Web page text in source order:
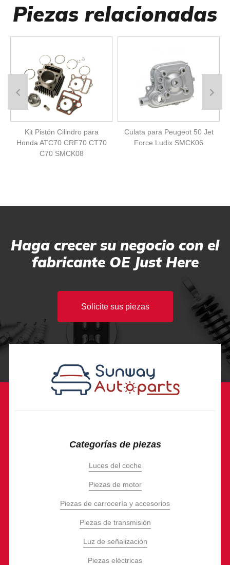
Piezas relacionadas
Kit Pistón Cilindro para
Honda ATC70 CRF70 CT70
C70 SMCK08
Culata para Peugeot 50 Jet
Force Ludix SMCK06
Haga crecer su negocio con el
fabricante OE Just Here
Solicite sus piezas
Categorías de piezas
Luces del coche
Piezas de motor
Piezas de carrocería y accesorios
Piezas de transmisión
Luz de señalización
Piezas eléctricas